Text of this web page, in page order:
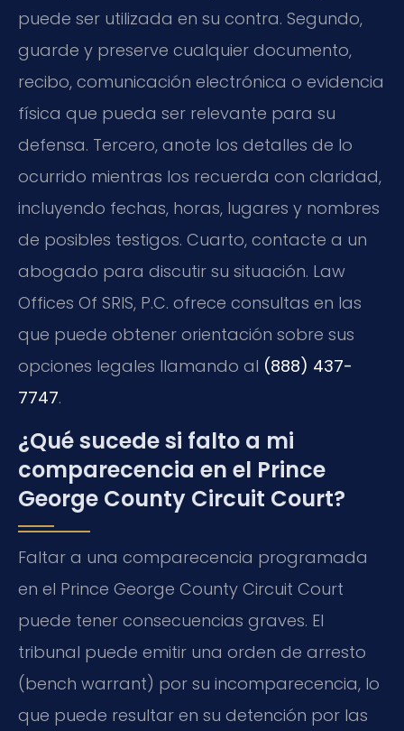
puede ser utilizada en su contra. Segundo,
guarde y preserve cualquier documento,
recibo, comunicación electrónica o evidencia
física que pueda ser relevante para su
defensa. Tercero, anote los detalles de lo
ocurrido mientras los recuerda con claridad,
incluyendo fechas, horas, lugares y nombres
de posibles testigos. Cuarto, contacte a un
abogado para discutir su situación. Law
Offices Of SRIS, P.C. ofrece consultas en las
que puede obtener orientación sobre sus
opciones legales llamando al (888) 437-
7747.
¿Qué sucede si falto a mi
comparecencia en el Prince
George County Circuit Court?
Faltar a una comparecencia programada
en el Prince George County Circuit Court
puede tener consecuencias graves. El
tribunal puede emitir una orden de arresto
(bench warrant) por su incomparecencia, lo
que puede resultar en su detención por las